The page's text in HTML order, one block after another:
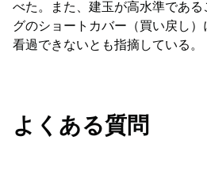
べた。また、建玉が高水準であ
グのショートカバー（買い戻し
看過できないとも指摘している。
よくある質問